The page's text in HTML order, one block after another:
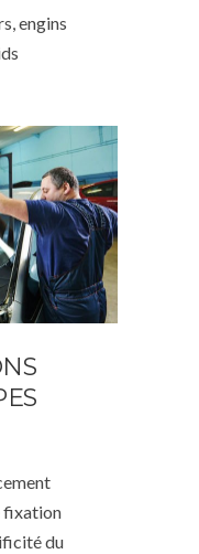
engins
fixation
du